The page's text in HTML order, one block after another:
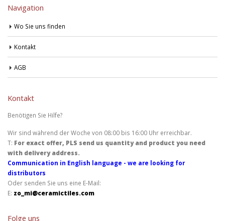
Navigation
Wo Sie uns finden
Kontakt
AGB
Kontakt
Benötigen Sie Hilfe?
Wir sind während der Woche von 08:00 bis 16:00 Uhr erreichbar.
T: For exact offer, PLS send us quantity and product you need
with delivery address.
Communication in English language - we are looking for
distributors
Oder senden Sie uns eine E-Mail:
E: zo_mi@ceramictiles.com
Folge uns